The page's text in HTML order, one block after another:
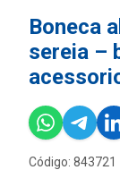
Boneca
sereia –
Código: 843721